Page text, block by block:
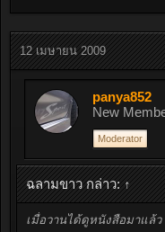
12 เมษายน 2009
panya852
New
Moderator
ฉลามขาว กล่าว: ↑
เมื่อวานได้ดูหนังสือมาแล้ว